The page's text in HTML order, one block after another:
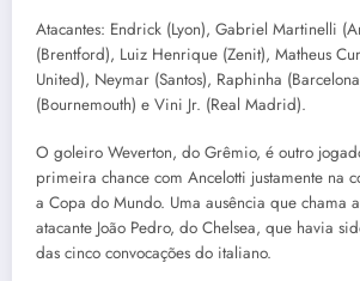
Atacantes: Endrick (Lyon), Gabriel Martinelli
(Brentford), Luiz Henrique (Zenit), Matheus
United), Neymar (Santos), Raphinha
(Bournemouth) e Vini Jr. (Real Madrid).
O goleiro Weverton, do Grêmio, é outro
primeira chance com Ancelotti justamente na
a Copa do Mundo. Uma ausência que chama
atacante João Pedro, do Chelsea, que havia
das cinco convocações do italiano.